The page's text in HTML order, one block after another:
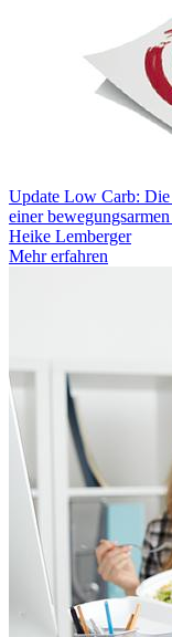
Update Low Carb:
einer
Heike Lemberger
Mehr erfahren